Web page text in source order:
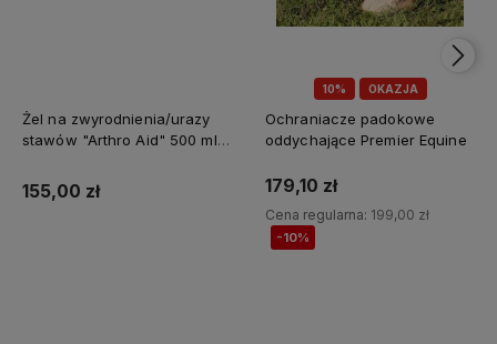
Żel na zwyrodnienia/urazy
stawów "Arthro Aid" 500 ml
155,00 zł
10% OKAZJA
Ochraniacze padokowe
oddychające Premier Equine
179,10 zł
Cena regularna: 199,00 zł
-10%